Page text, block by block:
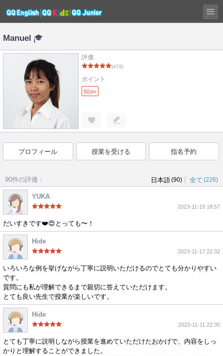
Manuel
評価
(479)
ポイント
50pts
プロフィール 授業を受ける 指名予約
90件の評価： 日本語(90) 全て (226)
YUKA
2023-11-19 18:57
だいすきです❤️😍とっても〜！
Hide
2023-11-17 22:32
いろいろな例を挙げながら丁寧に説明いただけるのでとても分かりやすい
です。
質問にも私が理解できるまで親切に答えていただけます。
とても良い先生で授業が楽しいです。
Hide
2023-11-11 22:35
とても丁寧に説明しながら授業を進めていただけたおかげで、内容をしっ
かりと理解することができました。